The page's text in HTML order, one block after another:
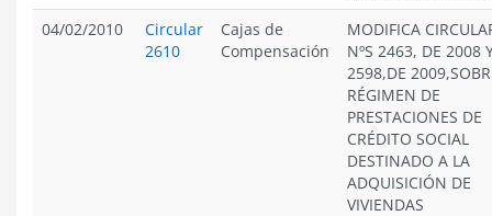
04/02/2010
Circular
2610
Cajas de
Compensación
MODIFICA
NºS 2463, DE 2008
2598,DE
RÉGIMEN DE
PRESTACIONES DE
CRÉDITO SOCIAL
DESTINADO A LA
ADQUISICIÓN DE
VIVIENDAS